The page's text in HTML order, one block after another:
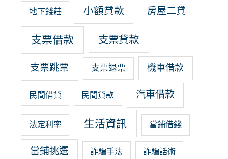
地下錢莊 小額貸款 房屋二貸
支票借款 支票貸款
支票跳票 支票退票 機車借款
民間借貸 民間貸款 汽車借款
法定利率 生活資訊 當鋪借錢
當鋪挑選 詐騙手法 詐騙話術